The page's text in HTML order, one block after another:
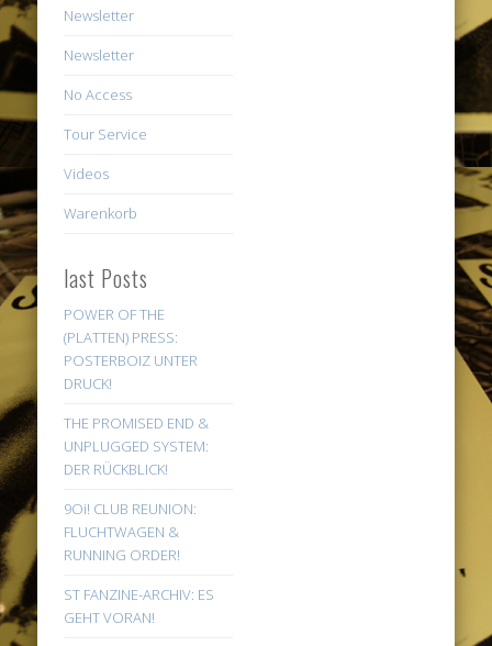
Newsletter
Newsletter
No Access
Tour Service
Videos
Warenkorb
last Posts
POWER OF THE
(PLATTEN) PRESS:
POSTERBOIZ UNTER
DRUCK!
THE PROMISED END &
UNPLUGGED SYSTEM:
DER RÜCKBLICK!
9Oi! CLUB REUNION:
FLUCHTWAGEN &
RUNNING ORDER!
ST FANZINE-ARCHIV: ES
GEHT VORAN!